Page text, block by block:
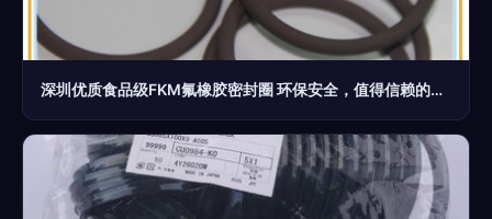
深圳优质食品级FKM氟橡胶密封圈 环保安全，值得信赖的选择